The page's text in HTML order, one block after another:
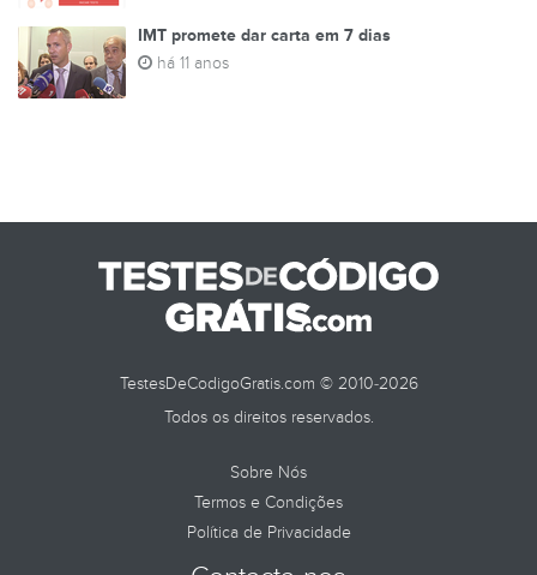
IMT promete dar carta em 7 dias
há 11 anos
TestesDeCodigoGratis.com © 2010-2026
Todos os direitos reservados.
Sobre Nós
Termos e Condições
Política de Privacidade